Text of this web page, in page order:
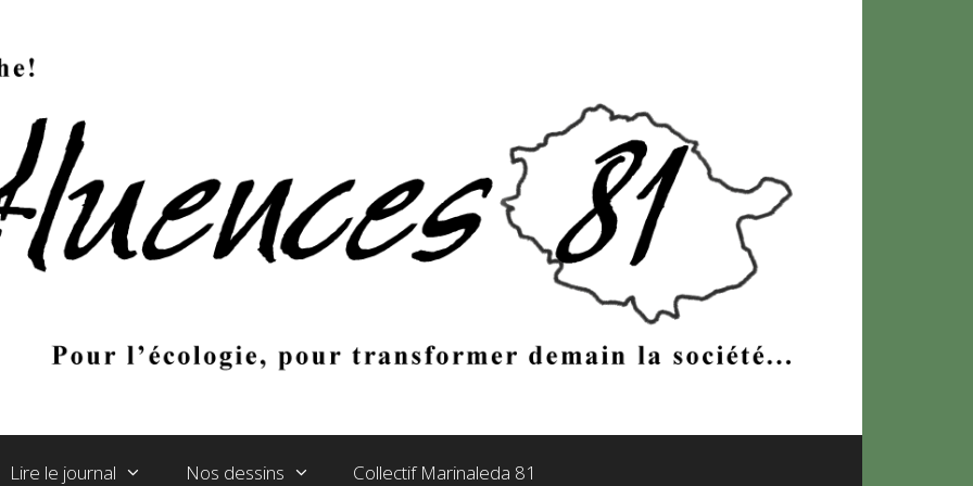
Lire le journal Nos dessins Collectif Marinaleda 81